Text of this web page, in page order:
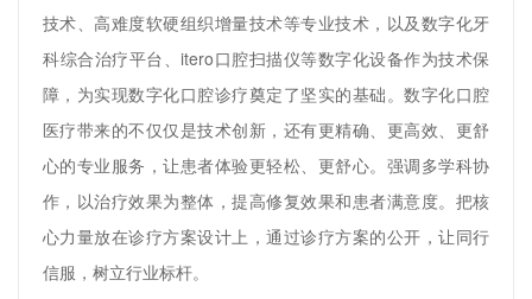
技术、高难度软硬组织增量技术等专业技术，以及数字化牙
科综合治疗平台、itero口腔扫描仪等数字化设备作为技术保
障，为实现数字化口腔诊疗奠定了坚实的基础。数字化口腔
医疗带来的不仅仅是技术创新，还有更精确、更高效、更舒
心的专业服务，让患者体验更轻松、更舒心。强调多学科协
作，以治疗效果为整体，提高修复效果和患者满意度。把核
心力量放在诊疗方案设计上，通过诊疗方案的公开，让同行
信服，树立行业标杆。